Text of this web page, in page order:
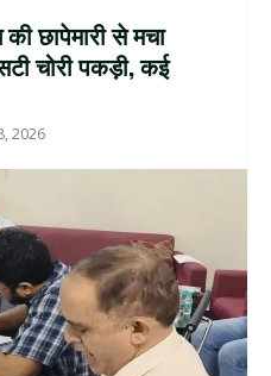
छापेमारी से मचा
चोरी पकड़ी, कई
2026